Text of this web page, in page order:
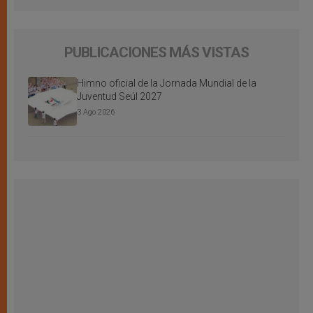
PUBLICACIONES MÁS VISTAS
Himno oficial de la Jornada Mundial de la
Juventud Seúl 2027
3 Ago 2026